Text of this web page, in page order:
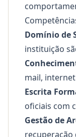
Domínio de
instituição
mail,
Escrita
oficiais com
Gestão de
recuperação